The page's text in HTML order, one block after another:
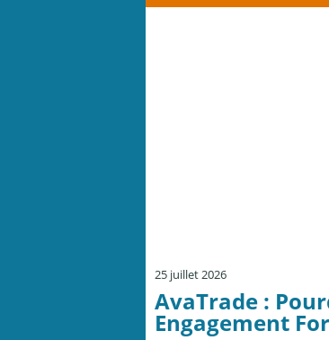
25 juillet 2026
AvaTrade :
Engagement